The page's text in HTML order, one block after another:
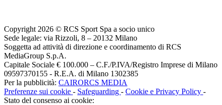
Copyright 2026 © RCS Sport Spa a socio unico
Sede legale: via Rizzoli, 8 – 20132 Milano
Soggetta ad attività di direzione e coordinamento di RCS
MediaGroup S.p.A.
Capitale Sociale € 100.000 – C.F./P.IVA/Registro Imprese di Milano
09597370155 - R.E.A. di Milano 1302385
Per la pubblicità: CAIRORCS MEDIA
Preferenze sui cookie - Safeguarding - Cookie e Privacy Policy -
Stato del consenso ai cookie: